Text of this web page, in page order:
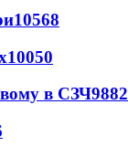
10568
10050
в СЗЧ9882